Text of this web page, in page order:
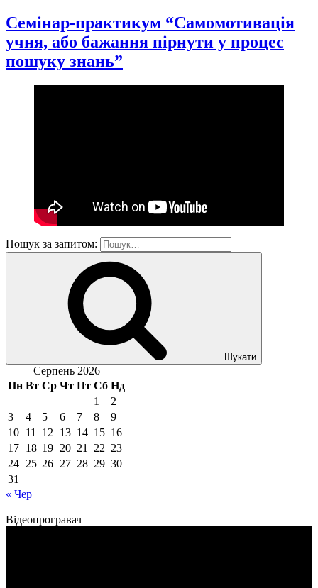
Cемінар-практикум “Самомотивація
учня, або бажання пірнути у процес
пошуку знань”
Пошук за запитом:
Шукати
Серпень 2026
Пн Вт Ср Чт Пт Сб Нд
1
2
3
4 5 6 7 8
9
10 11 12 13 14 15 16
17 18 19 20 21 22 23
24 25 26 27 28 29 30
31
« Чер
Відеопрогравач